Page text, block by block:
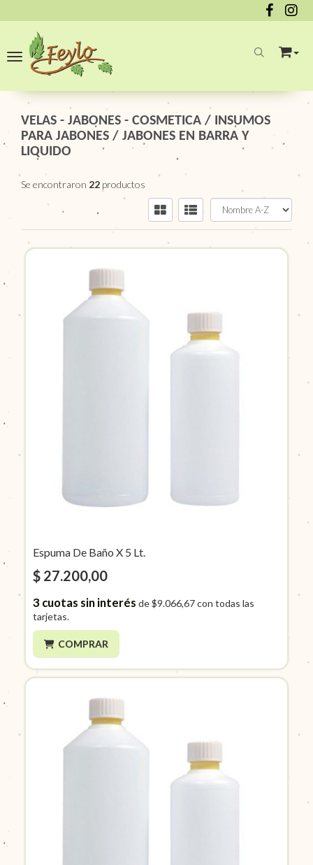
Toggle navigation
VELAS - JABONES - COSMETICA / INSUMOS
PARA JABONES / JABONES EN BARRA Y
LIQUIDO
Se encontraron 22 productos
Espuma De Baño X 5 Lt.
$ 27.200,00
3cuotas sin interés de$9.066,67con todas las
tarjetas.
COMPRAR